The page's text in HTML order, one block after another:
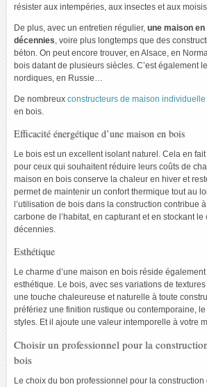
résister aux intempéries, aux insectes et aux
De plus, avec un entretien régulier, une maison
décennies, voire plus longtemps que des
béton. On peut encore trouver, en Alsace, en
bois datant de plusieurs siècles. C’est également
nordiques, en Russie…
De nombreux constructeurs de maison individuelle
en bois.
Efficacité énergétique d’une maison en bois
Le bois est un excellent isolant naturel. Cela en
pour ceux qui souhaitent réduire leurs coûts de
maison en bois conserve la chaleur en hiver et
permet de maintenir un confort thermique tout au
l’utilisation de bois dans la construction contribue
carbone de l’habitat, en capturant et en stockant
décennies.
Esthétique
Le charme d’une maison en bois réside
esthétique. Le bois, avec ses variations de
une touche chaleureuse et naturelle à toute
préfériez une finition rustique ou contemporaine, le
styles. Et il ajoute une valeur intemporelle à votre
Choisir un professionnel pour la
bois
Le choix du bon professionnel pour la